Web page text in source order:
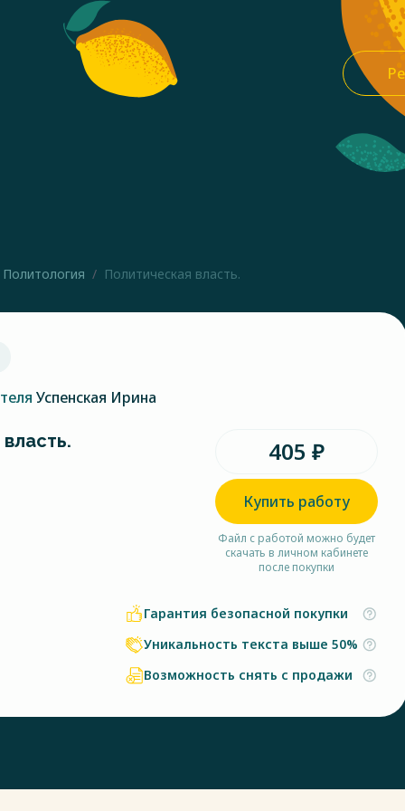
Политология Политическая власть.
Успенская Ирина
405 ₽
Купить работу
Файл с работой можно будет
скачать в личном кабинете
после покупки
Гарантия безопасной покупки
Уникальность текста выше 50%
Возможность снять с продажи